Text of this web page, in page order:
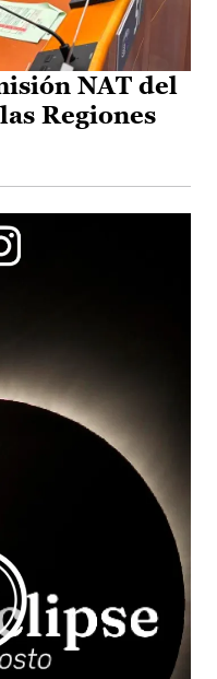
NAT del
Regiones